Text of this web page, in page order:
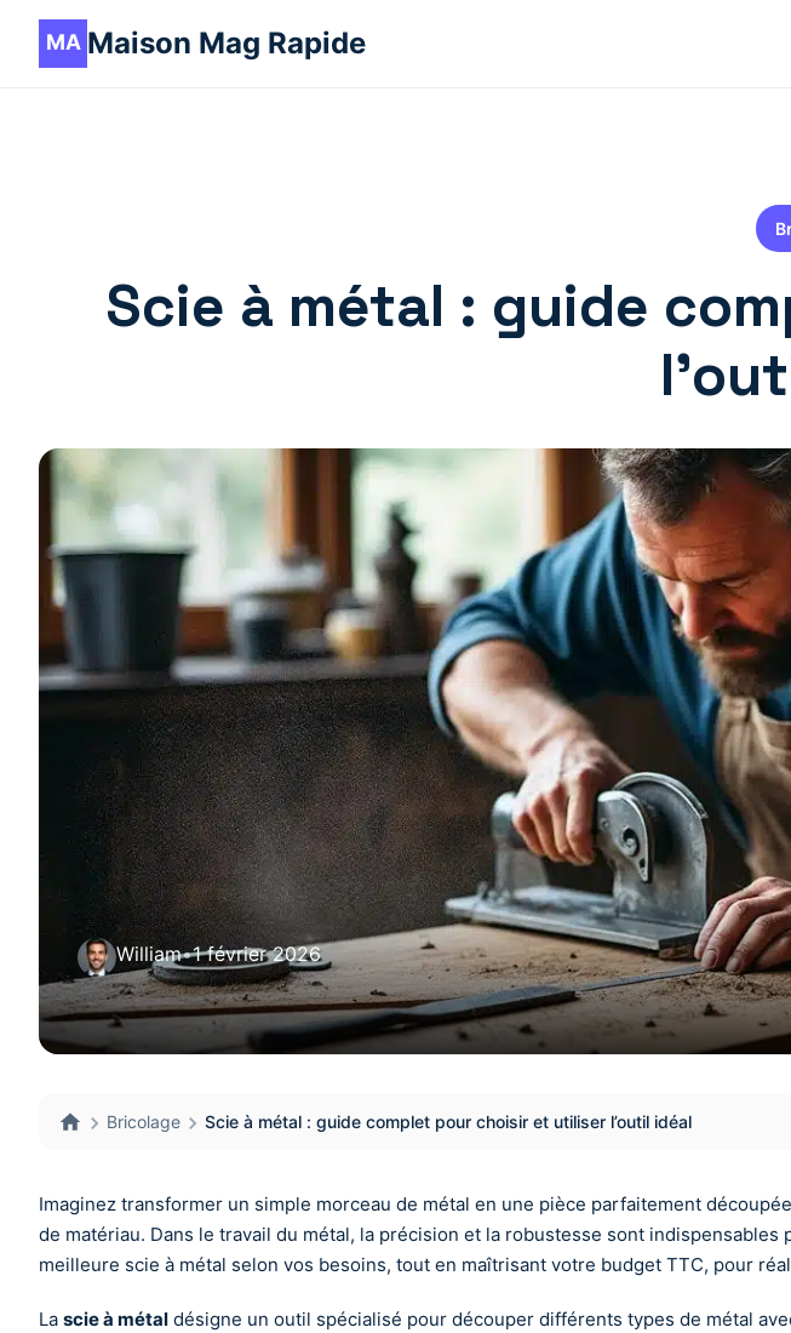
Maison Mag Rapide
Scie à métal : guide
William•1 février 2026
Bricolage Scie à métal : guide complet pour choisir et utiliser l’outil idéal
Imaginez transformer un simple morceau de métal en une pièce parfaitement
de matériau. Dans le travail du métal, la précision et la robustesse sont
meilleure scie à métal selon vos besoins, tout en maîtrisant votre budget TTC, pour
La scie à métal désigne un outil spécialisé pour découper différents types de métal